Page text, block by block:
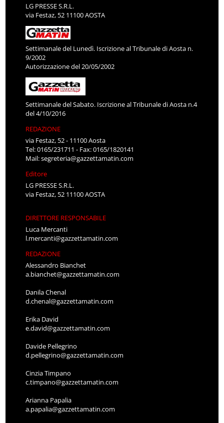
LG PRESSE S.R.L.
via Festaz, 52 11100 AOSTA
Settimanale del Lunedì. Iscrizione al Tribunale di Aosta n.
9/2002
Autorizzazione del 20/05/2002
Settimanale del Sabato. Iscrizione al Tribunale di Aosta n.4
del 4/10/2016
REDAZIONE
via Festaz, 52 - 11100 Aosta
Tel: 0165/231711 - Fax: 0165/1820141
Mail:segreteria@gazzettamatin.com
Editore
LG PRESSE S.R.L.
via Festaz, 52 11100 AOSTA
DIRETTORE RESPONSABILE
Luca Mercanti
l.mercanti@gazzettamatin.com
REDAZIONE
Alessandro Bianchet
a.bianchet@gazzettamatin.com
Danila Chenal
d.chenal@gazzettamatin.com
Erika David
e.david@gazzettamatin.com
Davide Pellegrino
d.pellegrino@gazzettamatin.com
Cinzia Timpano
c.timpano@gazzettamatin.com
Arianna Papalia
a.papalia@gazzettamatin.com